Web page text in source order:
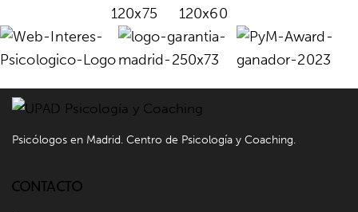
Psicólogos en Madrid. Centro de Psicología y Coaching.
CONTACTO